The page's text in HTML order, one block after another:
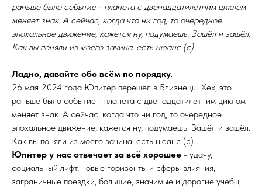
раньше было событие - планета с двенадцатилетним циклом
меняет знак. А сейчас, когда что ни год, то очередное
эпохальное движение, кажется ну, подумаешь. Зашёл и зашёл.
Как вы поняли из моего зачина, есть нюанс (с).
Ладно, давайте обо всём по порядку.
26 мая 2024 года Юпитер перешёл в Близнецы. Хех, это
раньше было событие - планета с двенадцатилетним циклом
меняет знак. А сейчас, когда что ни год, то очередное
эпохальное движение, кажется ну, подумаешь. Зашёл и зашёл.
Как вы поняли из моего зачина, есть нюанс (с).
Юпитер у нас отвечает за всё хорошее - удачу,
социальный лифт, новые горизонты и сферы влияния,
заграничные поездки, большие, значимые и дорогие учёбы,